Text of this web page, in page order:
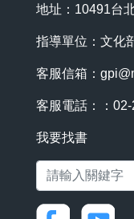
地址：10491台
指導單位：文化
客服信箱：
客服電話：：
我要找書